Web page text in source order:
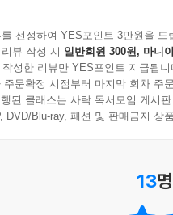
그 규칙을 이해하기 쉽게
정대〉 시리즈는 아이들 눈
가상 세계에서 리버스 마왕에
함께 흥미진진한 어드벤처 이
선정하여 YES포인트 3만원을 드
뷰 작성 시 일반회원 300원, 마니
성한 리뷰만 YES포인트 지급됩니
주문확정 시점부터 마지막 회차 주
된 클래스는 사락 독서모임 게시
DVD/Blu-ray, 패션 및 판매금지 상
13